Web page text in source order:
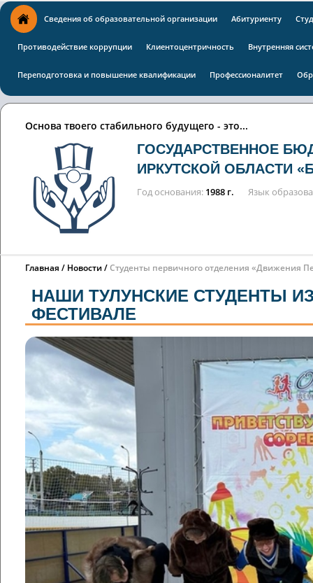
Сведения об образовательной организации Абитуриенту
Противодействие коррупции Клиентоцентричность Внутренняя
Переподготовка и повышение квалификации Профессионалитет
Основа твоего стабильного будущего - это...
ГОСУДАРСТВЕННОЕ
ИРКУТСКОЙ ОБЛАСТИ
Год основания 1988 г. Язык
Главная Новости Студенты первичного отделения «Движения
НАШИ ТУЛУНСКИЕ СТУДЕНТЫ
ФЕСТИВАЛЕ